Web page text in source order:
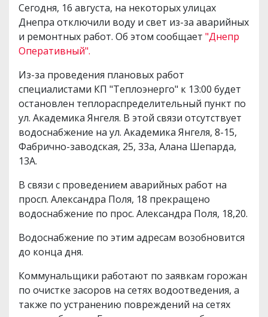
Сегодня, 16 августа, на некоторых улицах
Днепра отключили воду и свет из-за аварийных
и ремонтных работ. Об этом сообщает "Днепр
Оперативный".
Из-за проведения плановых работ
специалистами КП "Теплоэнерго" к 13:00 будет
остановлен теплораспределительный пункт по
ул. Академика Янгеля. В этой связи отсутствует
водоснабжение на ул. Академика Янгеля, 8-15,
Фабрично-заводская, 25, 33а, Алана Шепарда,
13А.
В связи с проведением аварийных работ на
просп. Александра Поля, 18 прекращено
водоснабжение по прос. Александра Поля, 18,20.
Водоснабжение по этим адресам возобновится
до конца дня.
Коммунальщики работают по заявкам горожан
по очистке засоров на сетях водоотведения, а
также по устранению повреждений на сетях